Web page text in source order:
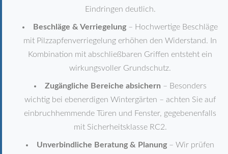
Eindringen deutlich.
Beschläge & Verriegelung – Hochwertige Beschläge
mit Pilzzapfenverriegelung erhöhen den Widerstand. In
Kombination mit abschließbaren Griffen entsteht ein
wirkungsvoller Grundschutz.
Zugängliche Bereiche absichern – Besonders
wichtig bei ebenerdigen Wintergärten – achten Sie auf
einbruchhemmende Türen und Fenster, gegebenenfalls
mit Sicherheitsklasse RC2.
Unverbindliche Beratung & Planung – Wir prüfen